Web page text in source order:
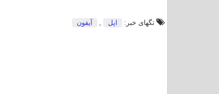
تگهای خبر: اپل , آیفون